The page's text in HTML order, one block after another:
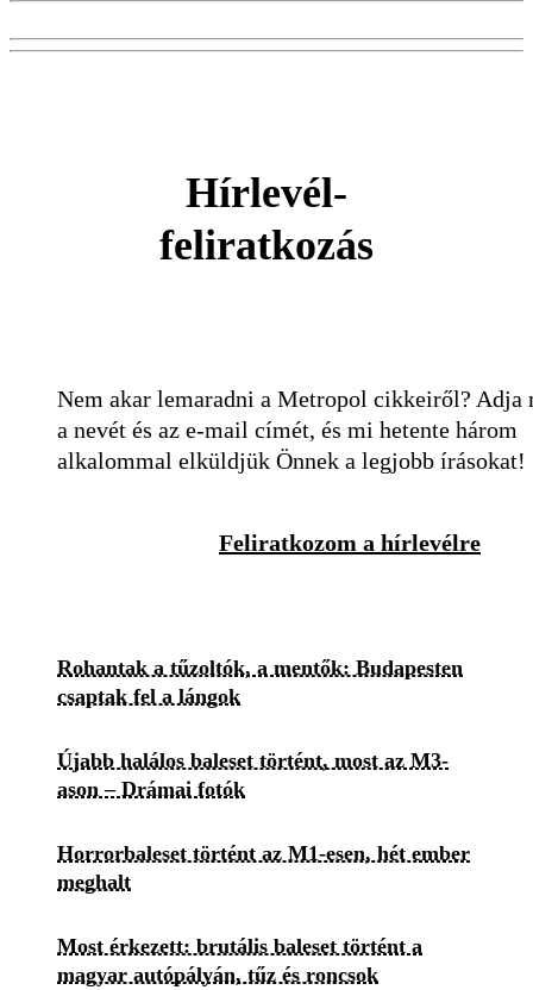
Hírlevél-
feliratkozás
Nem akar lemaradni a Metropol cikkeiről? Adja
a nevét és az e-mail címét, és mi hetente három
alkalommal elküldjük Önnek a legjobb írásokat!
Feliratkozom a hírlevélre
Rohantak a tűzoltók, a mentők: Budapesten
csaptak fel a lángok
Újabb halálos baleset történt, most az M3-
ason – Drámai fotók
Horrorbaleset történt az M1-esen, hét ember
meghalt
Most érkezett: brutális baleset történt a
magyar autópályán, tűz és roncsok